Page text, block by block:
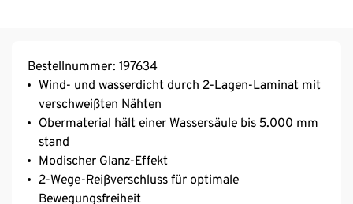
Bestellnummer: 197634
Wind- und wasserdicht durch 2-Lagen-Laminat mit
verschweißten Nähten
Obermaterial hält einer Wassersäule bis 5.000 mm
stand
Modischer Glanz-Effekt
2-Wege-Reißverschluss für optimale
Bewegungsfreiheit